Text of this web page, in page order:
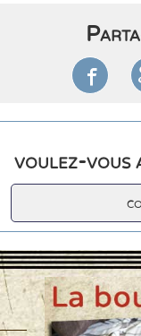

voulez-vous